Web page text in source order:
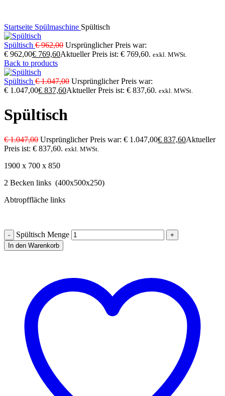
Startseite Spülmaschine Spültisch
Spültisch €962,00 Ursprünglicher Preis war:
€ 962,00€ 769,60Aktueller Preis ist: € 769,60. exkl. MWSt.
Back to products
Spültisch €1.047,00 Ursprünglicher Preis war:
€ 1.047,00€ 837,60Aktueller Preis ist: € 837,60. exkl. MWSt.
Spültisch
€1.047,00 Ursprünglicher Preis war: € 1.047,00€ 837,60Aktueller
Preis ist: € 837,60. exkl. MWSt.
1900 x 700 x 850
2 Becken links (400x500x250)
Abtropffläche links
Spültisch Menge
In den Warenkorb